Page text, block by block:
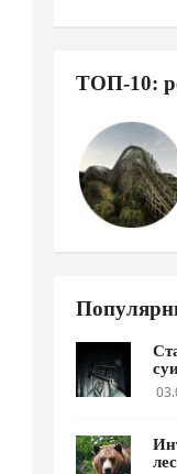
ТОП-10: